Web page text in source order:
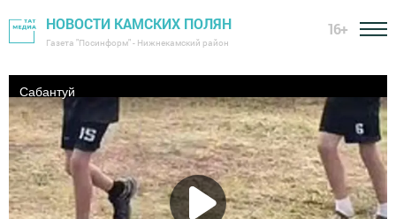
НОВОСТИ КАМСКИХ ПОЛЯН
Газета "Посинформ" - Нижнекамский район
16+